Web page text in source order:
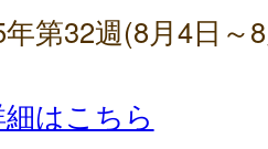
第32週(8月4日～
はこちら